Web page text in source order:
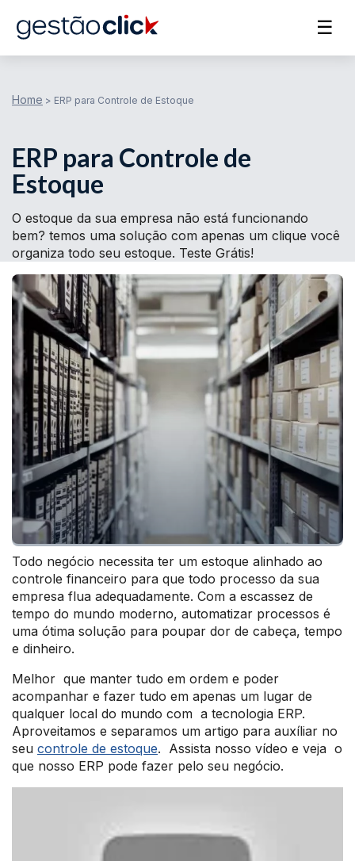
☰
Home > ERP para Controle de Estoque
ERP para Controle de
Estoque
O estoque da sua empresa não está funcionando
bem? temos uma solução com apenas um clique você
organiza todo seu estoque. Teste Grátis!
Todo negócio necessita ter um estoque alinhado ao
controle financeiro para que todo processo da sua
empresa flua adequadamente. Com a escassez de
tempo do mundo moderno, automatizar processos é
uma ótima solução para poupar dor de cabeça, tempo
e dinheiro.
Melhor que manter tudo em ordem e poder
acompanhar e fazer tudo em apenas um lugar de
qualquer local do mundo com a tecnologia ERP.
Aproveitamos e separamos um artigo para auxíliar no
seu controle de estoque. Assista nosso vídeo e veja o
que nosso ERP pode fazer pelo seu negócio.